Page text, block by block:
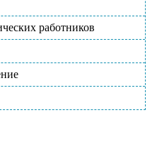
работников